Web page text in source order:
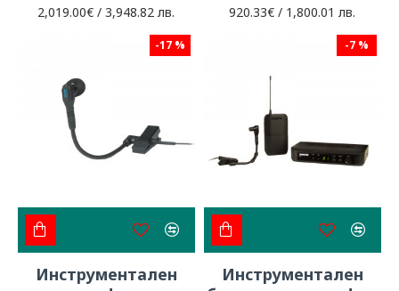
2,019.00€ / 3,948.82 лв. 920.33€ / 1,800.01 лв.
-17 %
Инструментален
-7 %
Инструментален